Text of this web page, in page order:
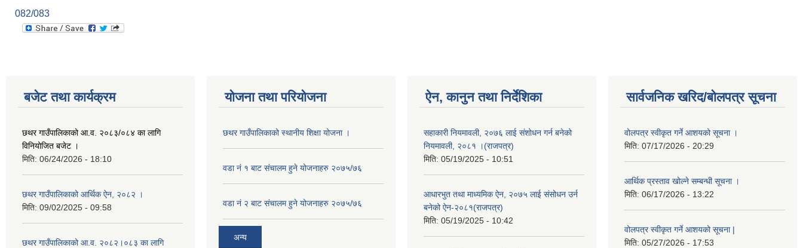
082/083
बजेट तथा कार्यक्रम
छथर गाउँपालिकाको आ.व. २०८३/०८४ का लागि
विनियोजित बजेट ।
मिति: 06/24/2026 - 18:10
छथर गाउँपालिकाको आर्थिक ऐन, २०८२ ।
मिति: 09/02/2025 - 09:58
छथर गाउँपालिकाको आ.व. २०८२।०८३ का लागि
योजना तथा परियोजना
छथर गाउँपालिकाको स्थानीय शिक्षा योजना ।
वडा नं १ बाट संचालम हुने योजनाहरु २०७५/७६
वडा नं २ बाट संचालम हुने योजनाहरु २०७५/७६
अन्य
ऐन, कानुन तथा निर्देशिका
सहाकारी नियमावली, २०७६ लाई संशोधन गर्न बनेको
नियमावली, २०८१ ।(राजपत्र)
मिति: 05/19/2025 - 10:51
आधारभुत तथा माध्यमिक ऐन, २०७५ लाई संसोधन उर्न
बनेको ऐन-२०८१(राजपत्र)
मिति: 05/19/2025 - 10:42
सार्वजनिक खरिद/बोलपत्र सूचना
वोलपत्र स्वीकृत गर्ने आशयको सूचना ।
मिति: 07/17/2026 - 20:29
आर्थिक प्रस्ताव खोल्ने सम्बन्धी सूचना ।
मिति: 06/17/2026 - 13:22
वोलपत्र स्वीकृत गर्ने आशयको सूचना |
मिति: 05/27/2026 - 17:53